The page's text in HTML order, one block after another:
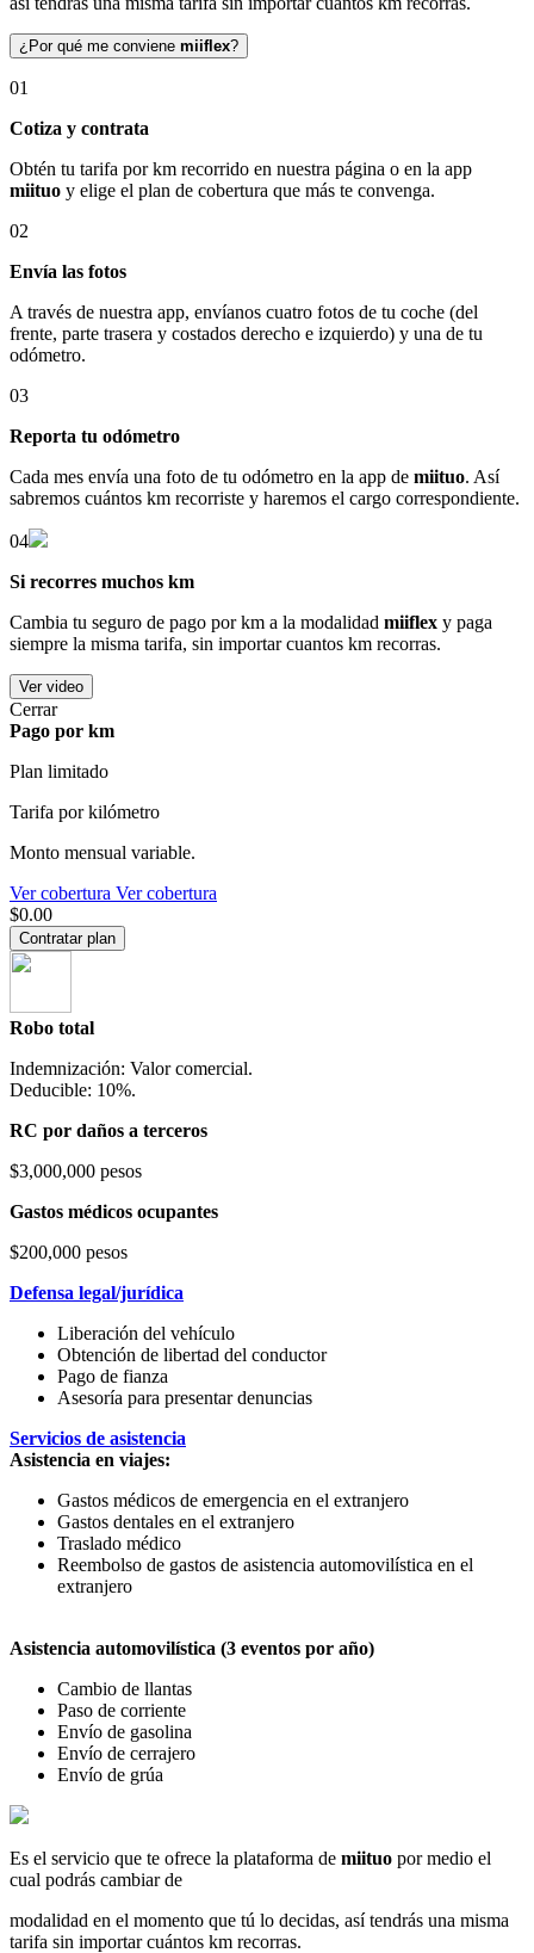
¿Por qué me conviene miiflex?
01
Cotiza y contrata
Obtén tu tarifa por km recorrido en nuestra página o en la app
miituo y elige el plan de cobertura que más te convenga.
02
Envía las fotos
A través de nuestra app, envíanos cuatro fotos de tu coche (del
frente, parte trasera y costados derecho e izquierdo) y una de tu
odómetro.
03
Reporta tu odómetro
Cada mes envía una foto de tu odómetro en la app de miituo. Así
sabremos cuántos km recorriste y haremos el cargo correspondiente.
04
Si recorres muchos km
Cambia tu seguro de pago por km a la modalidad miiflex y paga
siempre la misma tarifa, sin importar cuantos km recorras.
Ver video
Cerrar
Pago por km
Plan limitado
Tarifa por kilómetro
Monto mensual variable.
Ver cobertura Ver cobertura
$0.00
Contratar plan
Robo total
Indemnización: Valor comercial.
Deducible: 10%.
RC por daños a terceros
$3,000,000 pesos
Gastos médicos ocupantes
$200,000 pesos
Defensa legal/jurídica
Liberación del vehículo
Obtención de libertad del conductor
Pago de fianza
Asesoría para presentar denuncias
Servicios de asistencia
Asistencia en viajes:
Gastos médicos de emergencia en el extranjero
Gastos dentales en el extranjero
Traslado médico
Reembolso de gastos de asistencia automovilística en el
extranjero
Asistencia automovilística (3 eventos por año)
Cambio de llantas
Paso de corriente
Envío de gasolina
Envío de cerrajero
Envío de grúa
Es el servicio que te ofrece la plataforma de miituo por medio el
cual podrás cambiar de
modalidad en el momento que tú lo decidas, así tendrás una misma
tarifa sin importar cuántos km recorras.